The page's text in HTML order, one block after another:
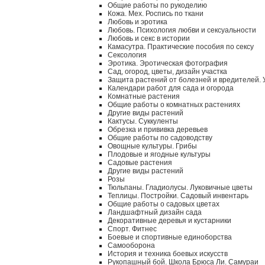
Общие работы по рукоделию
Кожа. Мех. Роспись по ткани
Любовь и эротика
Любовь. Психология любви и сексуальности
Любовь и секс в истории
Камасутра. Практические пособия по сексу
Сексология
Эротика. Эротическая фотография
Сад, огород, цветы, дизайн участка
Защита растений от болезней и вредителей.
Календари работ для сада и огорода
Комнатные растения
Общие работы о комнатных растениях
Другие виды растений
Кактусы. Суккуленты
Обрезка и прививка деревьев
Общие работы по садоводству
Овощные культуры. Грибы
Плодовые и ягодные культуры
Садовые растения
Другие виды растений
Розы
Тюльпаны. Гладиолусы. Луковичные цветы
Теплицы. Постройки. Садовый инвентарь
Общие работы о садовых цветах
Ландшафтный дизайн сада
Декоративные деревья и кустарники
Спорт. Фитнес
Боевые и спортивные единоборства
Самооборона
История и техника боевых искусств
Рукопашный бой. Школа Брюса Ли. Самураи